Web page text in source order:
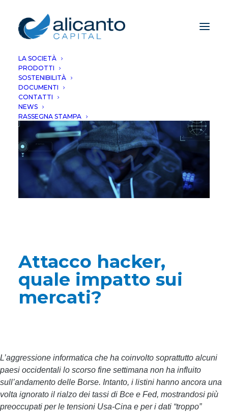
LA SOCIETÀ
PRODOTTI
SOSTENIBILITÀ
DOCUMENTI
CONTATTI
NEWS
RASSEGNA STAMPA
Attacco hacker,
quale impatto sui
mercati?
L’aggressione informatica che ha coinvolto soprattutto alcuni
paesi occidentali lo scorso fine settimana non ha influito
sull’andamento delle Borse. Intanto, i listini hanno ancora una
volta ignorato il rialzo dei tassi di Bce e Fed, mostrandosi più
preoccupati per le tensioni Usa-Cina e per i dati “troppo”